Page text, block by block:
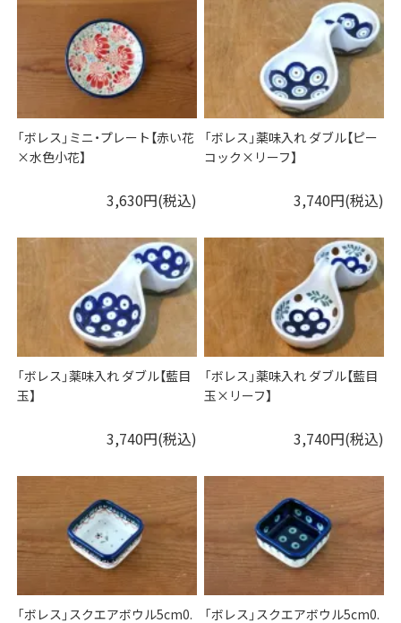
「ボレス」ミニ・プレート【赤い花
×水色小花】
3,630円(税込)
「ボレス」薬味入れ ダブル【ピー
コック×リーフ】
3,740円(税込)
「ボレス」薬味入れ ダブル【藍目
玉】
3,740円(税込)
「ボレス」薬味入れ ダブル【藍目
玉×リーフ】
3,740円(税込)
「ボレス」スクエアボウル5cm0. 「ボレス」スクエアボウル5cm0.